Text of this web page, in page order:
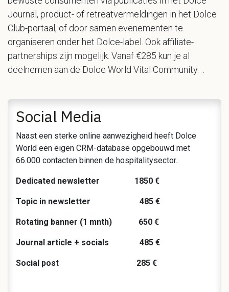
Journal, product- of retreatvermeldingen in het Dolce
Club-portaal, of door samen evenementen te
organiseren onder het Dolce-label. Ook affiliate-
partnerships zijn mogelijk. Vanaf €285 kun je al
deelnemen aan de Dolce World Vital Community. .
Social Media
Naast een sterke online aanwezigheid heeft Dolce
World een eigen CRM-database opgebouwd met
66.000 contacten binnen de hospitalitysector..
Dedicated newsletter 1850 €
Topic in newsletter 485 €
Rotating banner (1 mnth) 650 €
Journal article + socials 485 €
Social post 285 €